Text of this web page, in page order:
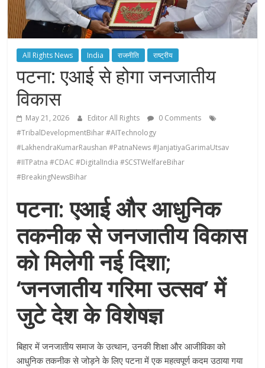
All Rights News India राजनीति राष्ट्रीय
पटना: एआई से होगा जनजातीय
विकास
May 21, 2026 Editor All Rights
0 Comments
#TribalDevelopmentBihar #AITechnology
#LakhendraKumarRaushan #PatnaNews #JanjatiyaGarimaUtsav
#IITPatna #CDAC #DigitalIndia #SCSTWelfareBihar
#BreakingNewsBihar
पटना: एआई और आधुनिक
तकनीक से जनजातीय विकास
को मिलेगी नई दिशा;
‘जनजातीय गरिमा उत्सव’ में
जुटे देश के विशेषज्ञ
बिहार में जनजातीय समाज के उत्थान, उनकी शिक्षा और आजीविका को
आधुनिक तकनीक से जोड़ने के लिए पटना में एक महत्वपूर्ण कदम उठाया गया